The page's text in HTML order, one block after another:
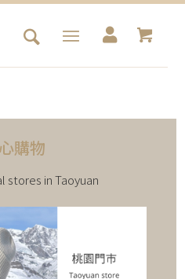
購物
stores in Taoyuan